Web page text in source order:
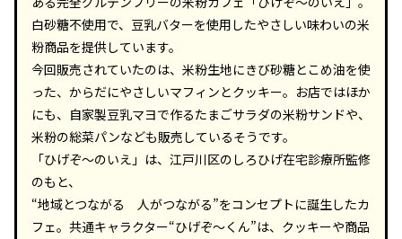
白砂糖不使用で、豆乳バターを使用したやさしい味わいの米
粉商品を提供しています。
今回販売されていたのは、米粉生地にきび砂糖とこめ油を使
った、からだにやさしいマフィンとクッキー。お店ではほか
にも、自家製豆乳マヨで作るたまごサラダの米粉サンドや、
米粉の総菜パンなども販売しているそうです。
「ひげぞ～のいえ」は、江戸川区のしろひげ在宅診療所監修
のもと、
“地域とつながる 人がつながる”をコンセプトに誕生したカ
フェ。共通キャラクター“ひげぞ～くん”は、クッキーや商品